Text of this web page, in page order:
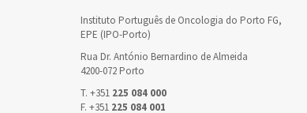
Instituto Português de Oncologia do Porto FG,
EPE (IPO-Porto)
Rua Dr. António Bernardino de Almeida
4200-072 Porto
T. +351 225 084 000
F. +351 225 084 001